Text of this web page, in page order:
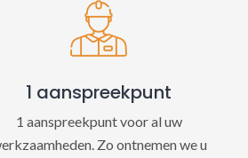
1 aanspreekpunt
1 aanspreekpunt voor al uw
Zo ontnemen we u